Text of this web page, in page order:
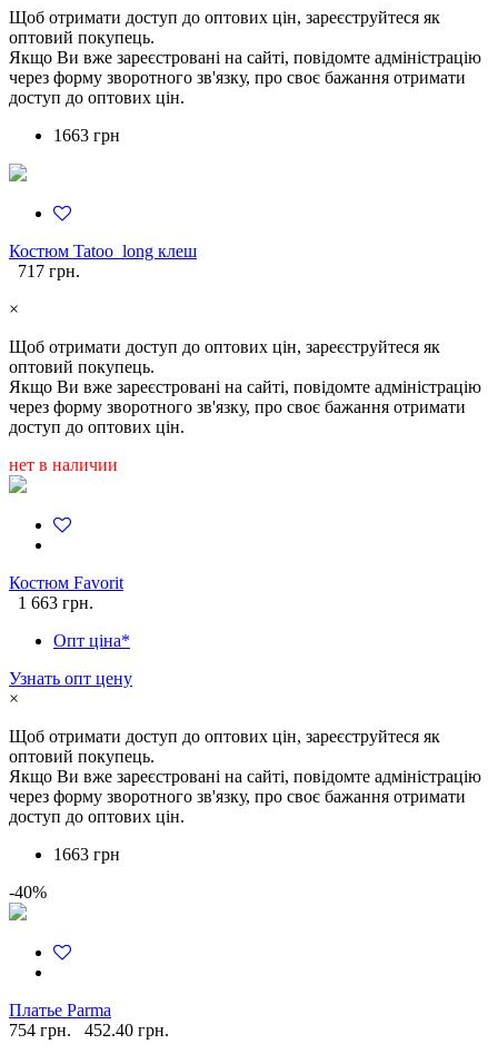
Щоб отримати доступ до оптових цін, зареєструйтеся як
оптовий покупець.
Якщо Ви вже зареєстровані на сайті, повідомте адміністрацію
через форму зворотного зв'язку, про своє бажання отримати
доступ до оптових цін.
1663 грн
Костюм Tatoo_long клеш
717 грн.
×
Щоб отримати доступ до оптових цін, зареєструйтеся як
оптовий покупець.
Якщо Ви вже зареєстровані на сайті, повідомте адміністрацію
через форму зворотного зв'язку, про своє бажання отримати
доступ до оптових цін.
нет в наличии
Костюм Favorit
1 663 грн.
Опт ціна*
Узнать опт цену
×
Щоб отримати доступ до оптових цін, зареєструйтеся як
оптовий покупець.
Якщо Ви вже зареєстровані на сайті, повідомте адміністрацію
через форму зворотного зв'язку, про своє бажання отримати
доступ до оптових цін.
1663 грн
-40%
Платье Parma
754 грн.
452.40 грн.